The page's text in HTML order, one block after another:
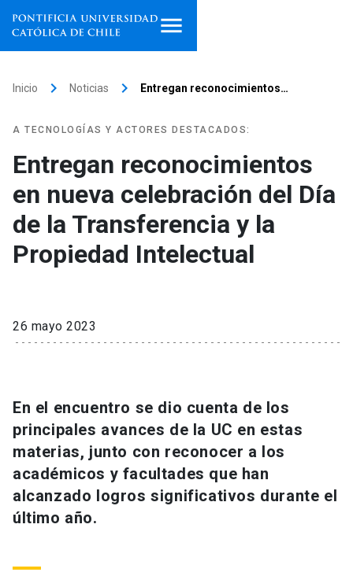
institutos
Investigación
Internacionalización launch
Vinculación
Información para keyboard_arrow_down
Futuros estudiantes
Estudiantes
Académicos
Go to english site
ACCESOS DIRECTOS
Admisión launch
Inicio keyboard_arrow_right Noticias keyboard_arrow_right Entregan reconocimientos…
A TECNOLOGÍAS Y ACTORES DESTACADOS:
Entregan reconocimientos
en nueva celebración del Día
de la Transferencia y la
Propiedad Intelectual
26 mayo 2023
En el encuentro se dio cuenta de los
principales avances de la UC en estas
materias, junto con reconocer a los
académicos y facultades que han
alcanzado logros significativos durante el
último año.